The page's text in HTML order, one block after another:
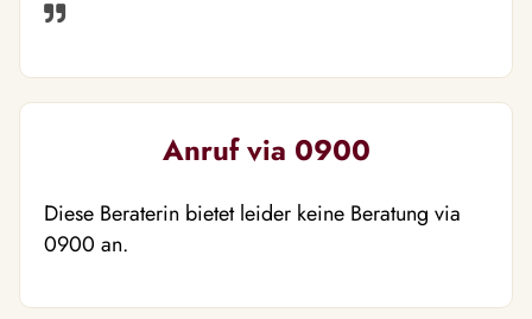
Anruf via 0900
Diese Beraterin bietet leider keine Beratung via
0900 an.